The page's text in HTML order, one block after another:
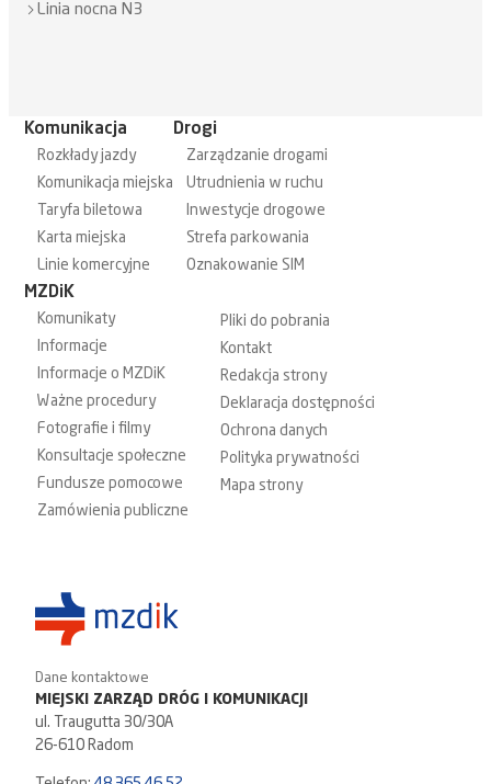
Linia nocna N3
Komunikacja
Rozkłady jazdy
Komunikacja miejska
Taryfa biletowa
Karta miejska
Linie komercyjne
Drogi
Zarządzanie drogami
Utrudnienia w ruchu
Inwestycje drogowe
Strefa parkowania
Oznakowanie SIM
MZDiK
Komunikaty
Informacje
Informacje o MZDiK
Ważne procedury
Fotografie i filmy
Konsultacje społeczne
Fundusze pomocowe
Zamówienia publiczne
Pliki do pobrania
Kontakt
Redakcja strony
Deklaracja dostępności
Ochrona danych
Polityka prywatności
Mapa strony
Dane kontaktowe
MIEJSKI ZARZĄD DRÓG I KOMUNIKACJI
ul. Traugutta 30/30A
26-610 Radom